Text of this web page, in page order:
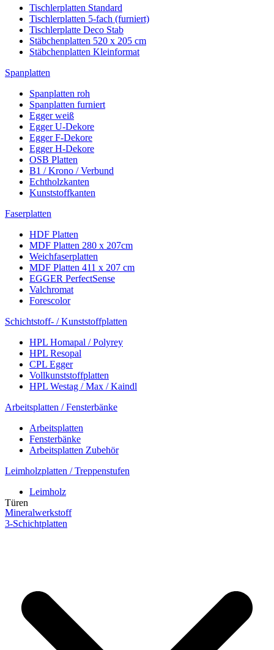
Tischlerplatten Standard
Tischlerplatten 5-fach (furniert)
Tischlerplatte Deco Stab
Stäbchenplatten 520 x 205 cm
Stäbchenplatten Kleinformat
Spanplatten
Spanplatten roh
Spanplatten furniert
Egger weiß
Egger U-Dekore
Egger F-Dekore
Egger H-Dekore
OSB Platten
B1 / Krono / Verbund
Echtholzkanten
Kunststoffkanten
Faserplatten
HDF Platten
MDF Platten 280 x 207cm
Weichfaserplatten
MDF Platten 411 x 207 cm
EGGER PerfectSense
Valchromat
Forescolor
Schichtstoff- / Kunststoffplatten
HPL Homapal / Polyrey
HPL Resopal
CPL Egger
Vollkunststoffplatten
HPL Westag / Max / Kaindl
Arbeitsplatten / Fensterbänke
Arbeitsplatten
Fensterbänke
Arbeitsplatten Zubehör
Leimholzplatten / Treppenstufen
Leimholz
Mineralwerkstoff
3-Schichtplatten
Türen